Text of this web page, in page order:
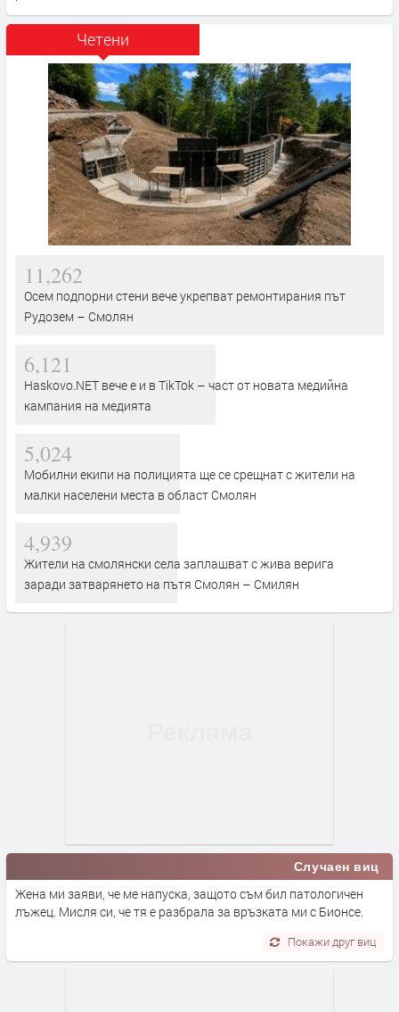
Четени
11,262
Осем подпорни стени вече укрепват ремонтирания път
Рудозем – Смолян
6,121
Haskovo.NET вече е и в TikTok – част от новата медийна
кампания на медията
5,024
Мобилни екипи на полицията ще се срещнат с жители на
малки населени места в област Смолян
4,939
Жители на смолянски села заплашват с жива верига
заради затварянето на пътя Смолян – Смилян
Случаен виц
Жена ми заяви, че ме напуска, защото съм бил патологичен
лъжец. Мисля си, че тя е разбрала за връзката ми с Бионсе.
Покажи друг виц